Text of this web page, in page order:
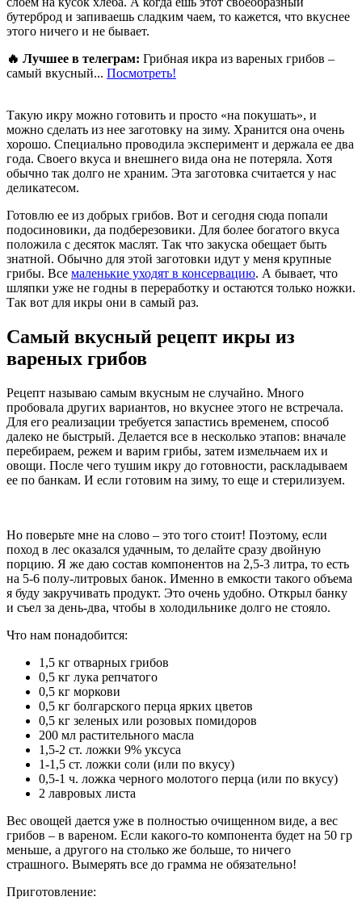
бутерброд и запиваешь сладким чаем, то кажется, что вкуснее
этого ничего и не бывает.
🔥 Лучшее в телеграм: Грибная икра из вареных грибов –
самый вкусный... Посмотреть!
Такую икру можно готовить и просто «на покушать», и
можно сделать из нее заготовку на зиму. Хранится она очень
хорошо. Специально проводила эксперимент и держала ее два
года. Своего вкуса и внешнего вида она не потеряла. Хотя
обычно так долго не храним. Эта заготовка считается у нас
деликатесом.
Готовлю ее из добрых грибов. Вот и сегодня сюда попали
подосиновики, да подберезовики. Для более богатого вкуса
положила с десяток маслят. Так что закуска обещает быть
знатной. Обычно для этой заготовки идут у меня крупные
грибы. Все маленькие уходят в консервацию. А бывает, что
шляпки уже не годны в переработку и остаются только ножки.
Так вот для икры они в самый раз.
Самый вкусный рецепт икры из
вареных грибов
Рецепт называю самым вкусным не случайно. Много
пробовала других вариантов, но вкуснее этого не встречала.
Для его реализации требуется запастись временем, способ
далеко не быстрый. Делается все в несколько этапов: вначале
перебираем, режем и варим грибы, затем измельчаем их и
овощи. После чего тушим икру до готовности, раскладываем
ее по банкам. И если готовим на зиму, то еще и стерилизуем.
Но поверьте мне на слово – это того стоит! Поэтому, если
поход в лес оказался удачным, то делайте сразу двойную
порцию. Я же даю состав компонентов на 2,5-3 литра, то есть
на 5-6 полу-литровых банок. Именно в емкости такого объема
я буду закручивать продукт. Это очень удобно. Открыл банку
и съел за день-два, чтобы в холодильнике долго не стояло.
Что нам понадобится:
1,5 кг отварных грибов
0,5 кг лука репчатого
0,5 кг моркови
0,5 кг болгарского перца ярких цветов
0,5 кг зеленых или розовых помидоров
200 мл растительного масла
1,5-2 ст. ложки 9% уксуса
1-1,5 ст. ложки соли (или по вкусу)
0,5-1 ч. ложка черного молотого перца (или по вкусу)
2 лавровых листа
Вес овощей дается уже в полностью очищенном виде, а вес
грибов – в вареном. Если какого-то компонента будет на 50 гр
меньше, а другого на столько же больше, то ничего
страшного. Вымерять все до грамма не обязательно!
Приготовление: